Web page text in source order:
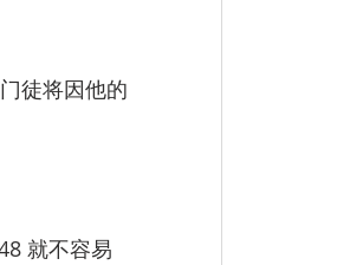
徒将因他的
就不容易